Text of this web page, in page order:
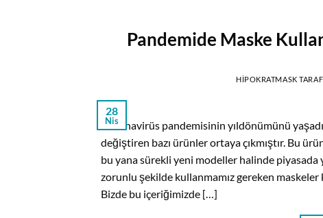
Pandemide Maske
HIPOKRATMASK
28
Nis
Koronavirüs pandemisinin yıldönümünü
değiştiren bazı ürünler ortaya çıkmıştır. Bu
bu yana sürekli yeni modeller halinde
zorunlu şekilde kullanmamız gereken
Bizde bu içeriğimizde […]